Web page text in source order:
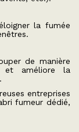
la fumée
de manière
et améliore la
entreprises
fumeur dédié,